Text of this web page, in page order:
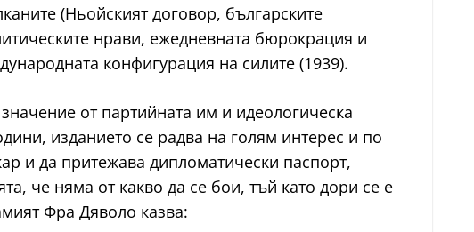
(Ньойският договор, българските
нрави, ежедневната бюрокрация и
конфигурация на силите (1939).
от партийната им и идеологическа
изданието се радва на голям интерес и по
и да притежава дипломатически паспорт,
че няма от какво да се бои, тъй като дори се е
Фра Дяволо казва: